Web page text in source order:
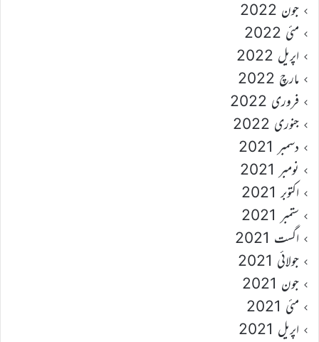
جون 2022
مئی 2022
اپریل 2022
مارچ 2022
فروری 2022
جنوری 2022
دسمبر 2021
نومبر 2021
اکتوبر 2021
ستمبر 2021
اگست 2021
جولائی 2021
جون 2021
مئی 2021
اپریل 2021